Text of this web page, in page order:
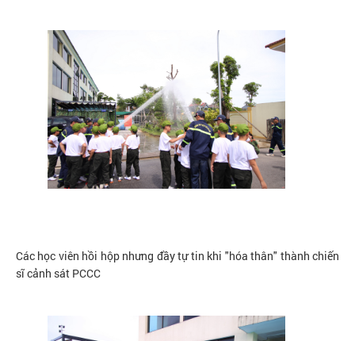
Các học viên hồi hộp nhưng đầy tự tin khi "hóa thân" thành chiến
sĩ cảnh sát PCCC